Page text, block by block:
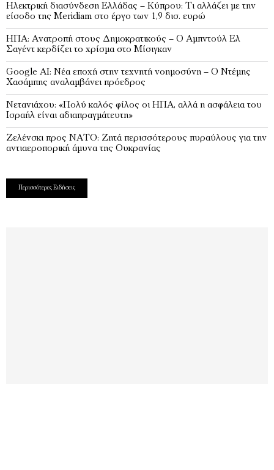
Ηλεκτρική διασύνδεση Ελλάδας – Κύπρου: Τι αλλάζει με την
είσοδο της Meridiam στο έργο των 1,9 δισ. ευρώ
ΗΠΑ: Ανατροπή στους Δημοκρατικούς – Ο Αμπντούλ Ελ
Σαγέντ κερδίζει το χρίσμα στο Μίσιγκαν
Google AI: Νέα εποχή στην τεχνητή νοημοσύνη – Ο Ντέμης
Χασάμπης αναλαμβάνει πρόεδρος
Νετανιάχου: «Πολύ καλός φίλος οι ΗΠΑ, αλλά η ασφάλεια του
Ισραήλ είναι αδιαπραγμάτευτη»
Ζελένσκι προς ΝΑΤΟ: Ζητά περισσότερους πυραύλους για την
αντιαεροπορική άμυνα της Ουκρανίας
Περισσότερες Ειδήσεις